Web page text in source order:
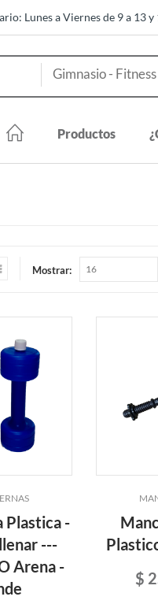
Lunes a Viernes de 9 a 13
Productos
Mostrar:
Plastica -
---
Arena -
$